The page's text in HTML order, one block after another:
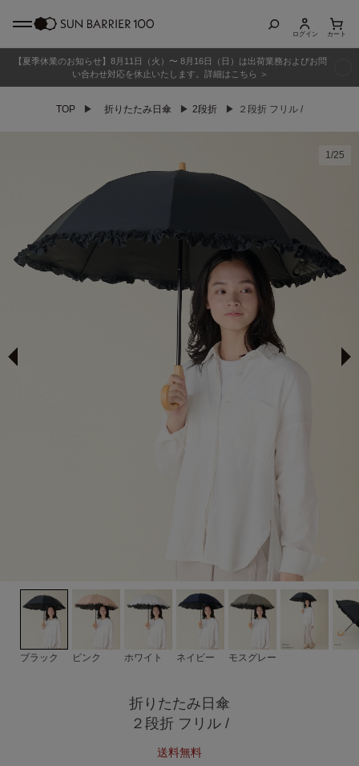
商品カテゴリ
グッズ
サンバリア100について
よみもの
商品の違い
ログイン カート
【夏季休業のお知らせ】8月11日（火）〜 8月16日（日）は出荷業務およびお問
い合わせ対応を休止いたします。詳細はこちら ＞
TOP ▶ 折りたたみ日傘 ▶ 2段折 ▶ ２段折 フリル /
1/25
ブラック ピンク ホワイト ネイビー モスグレー
折りたたみ日傘
２段折 フリル /
送料無料